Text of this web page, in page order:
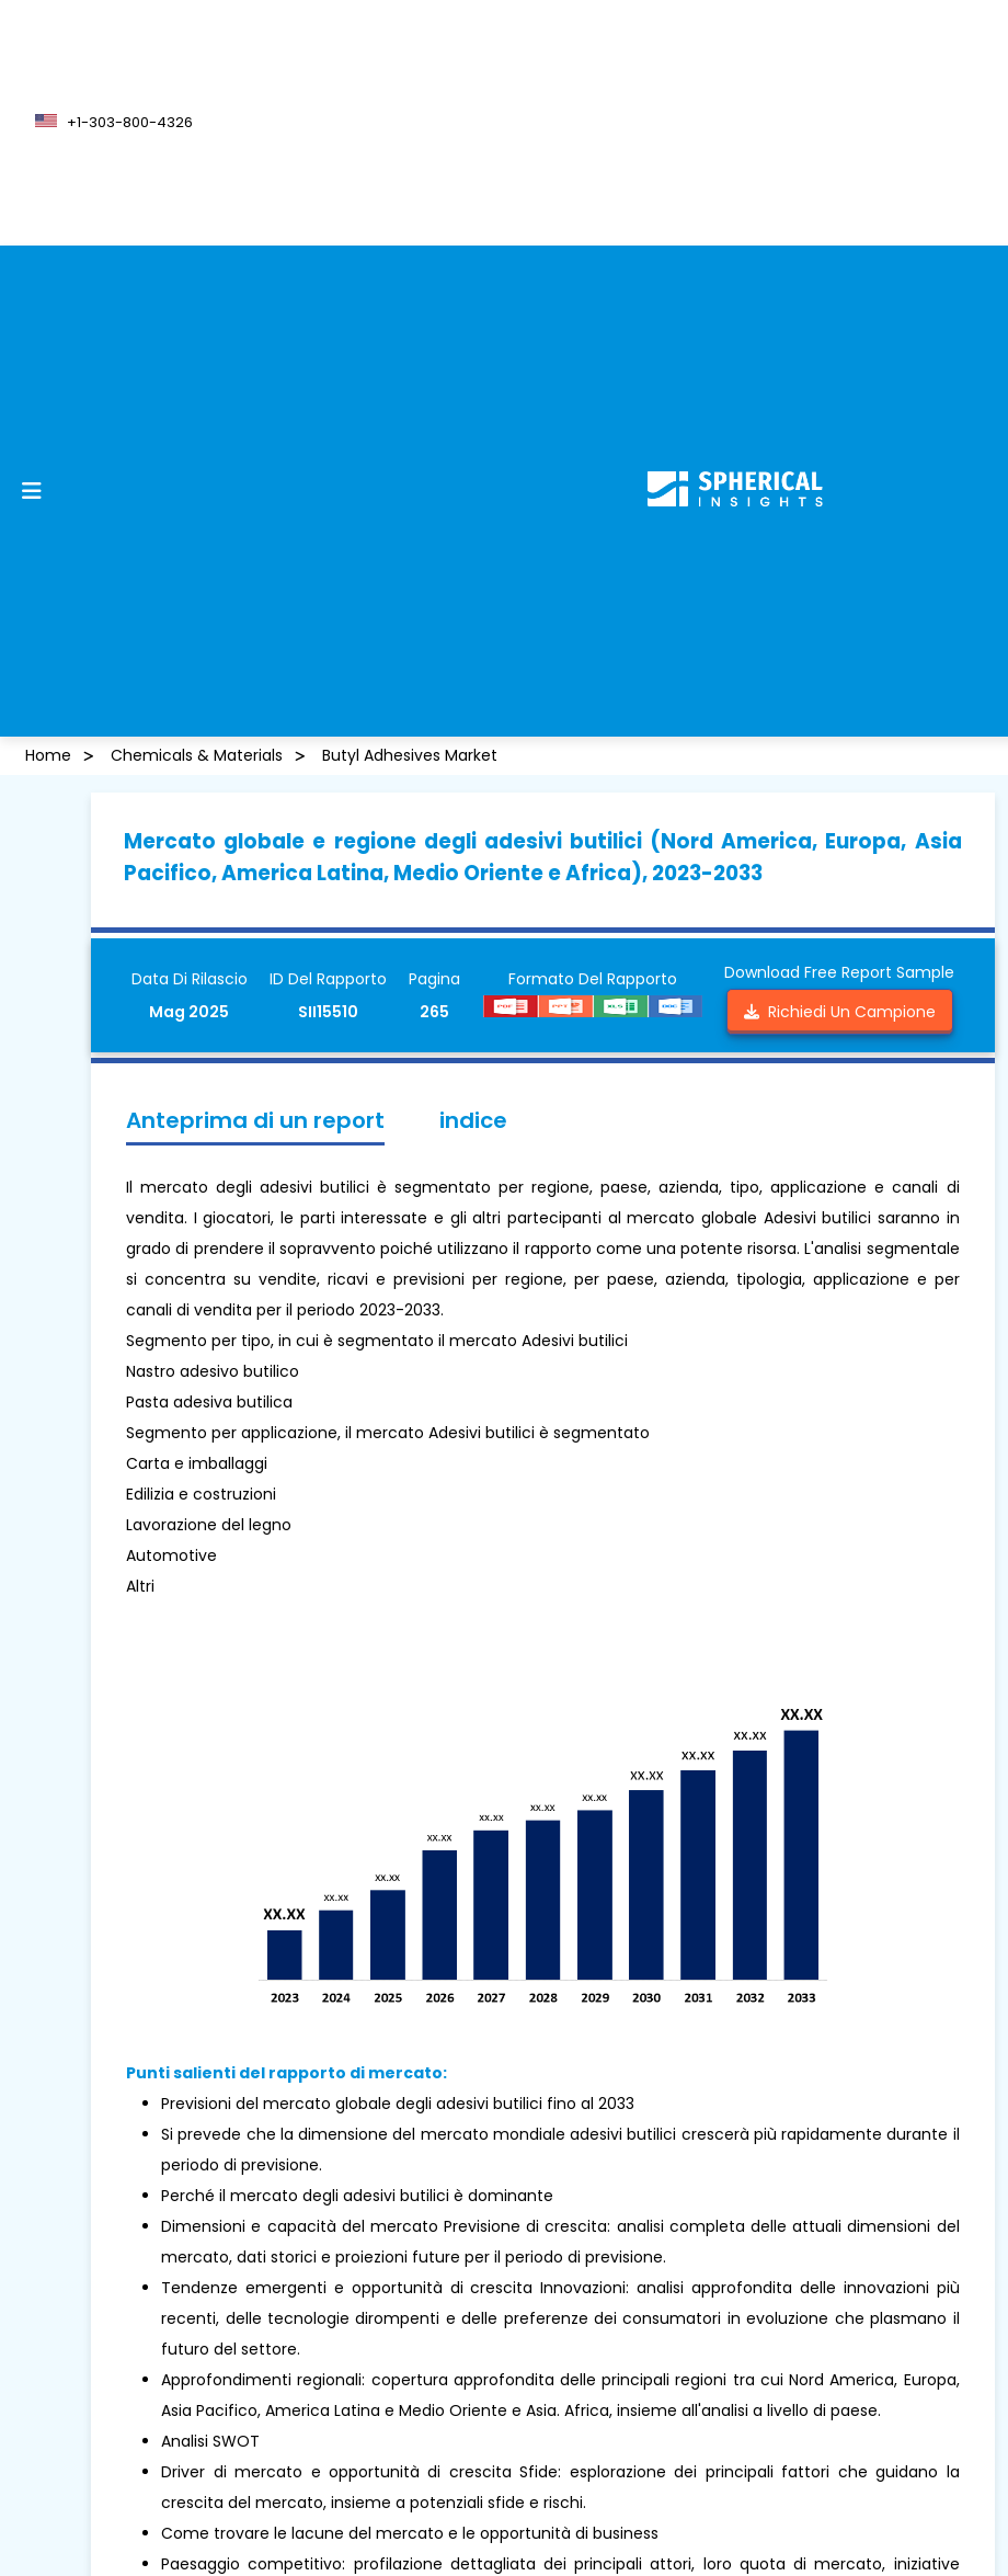
+1-303-800-4326
Home Chemicals & Materials Butyl Adhesives Market
Mercato globale e regione degli adesivi butilici (Nord America, Europa, Asia
Pacifico, America Latina, Medio Oriente e Africa), 2023-2033
Data Di Rilascio
Mag 2025
ID Del Rapporto
SII15510
Pagina
265
Formato Del Rapporto
Download Free Report Sample
Richiedi Un Campione
Anteprima di un report indice
Il mercato degli adesivi butilici è segmentato per regione, paese, azienda, tipo, applicazione e canali di
vendita. I giocatori, le parti interessate e gli altri partecipanti al mercato globale Adesivi butilici saranno in
grado di prendere il sopravvento poiché utilizzano il rapporto come una potente risorsa. L'analisi segmentale
si concentra su vendite, ricavi e previsioni per regione, per paese, azienda, tipologia, applicazione e per
canali di vendita per il periodo 2023-2033.
Segmento per tipo, in cui è segmentato il mercato Adesivi butilici
Nastro adesivo butilico
Pasta adesiva butilica
Segmento per applicazione, il mercato Adesivi butilici è segmentato
Carta e imballaggi
Edilizia e costruzioni
Lavorazione del legno
Automotive
Altri
Punti salienti del rapporto di mercato:
Previsioni del mercato globale degli adesivi butilici fino al 2033
Si prevede che la dimensione del mercato mondiale adesivi butilici crescerà più rapidamente durante il
periodo di previsione.
Perché il mercato degli adesivi butilici è dominante
Dimensioni e capacità del mercato Previsione di crescita: analisi completa delle attuali dimensioni del
mercato, dati storici e proiezioni future per il periodo di previsione.
Tendenze emergenti e opportunità di crescita Innovazioni: analisi approfondita delle innovazioni più
recenti, delle tecnologie dirompenti e delle preferenze dei consumatori in evoluzione che plasmano il
futuro del settore.
Approfondimenti regionali: copertura approfondita delle principali regioni tra cui Nord America, Europa,
Asia Pacifico, America Latina e Medio Oriente e Asia. Africa, insieme all'analisi a livello di paese.
Analisi SWOT
Driver di mercato e opportunità di crescita Sfide: esplorazione dei principali fattori che guidano la
crescita del mercato, insieme a potenziali sfide e rischi.
Come trovare le lacune del mercato e le opportunità di business
Paesaggio competitivo: profilazione dettagliata dei principali attori, loro quota di mercato, iniziative